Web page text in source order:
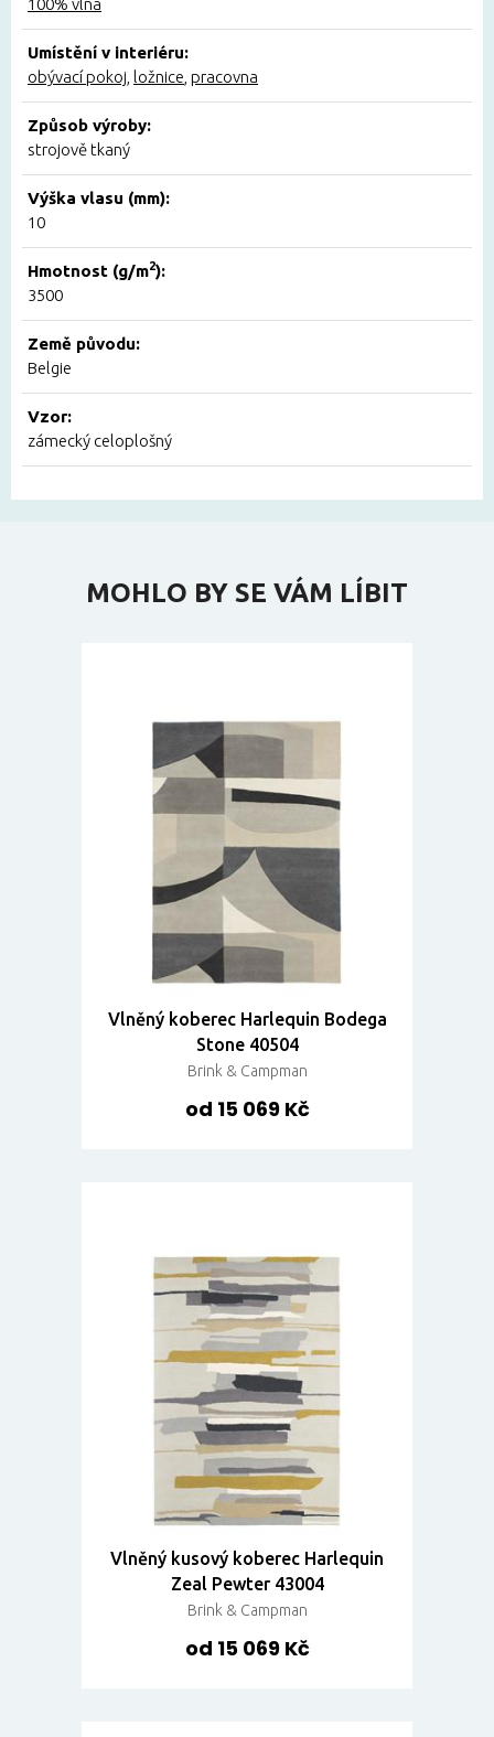
100% vlna
Umístění v interiéru:
obývací pokoj ložnice pracovna
Způsob výroby:
strojově tkaný
Výška vlasu (mm):
10
Hmotnost (g/m2):
3500
Země původu:
Belgie
Vzor:
zámecký celoplošný
MOHLO BY SE VÁM LÍBIT
Vlněný koberec Harlequin Bodega
Stone 40504
Brink & Campman
od 15 069 Kč
Vlněný kusový koberec Harlequin
Zeal Pewter 43004
Brink & Campman
od 15 069 Kč